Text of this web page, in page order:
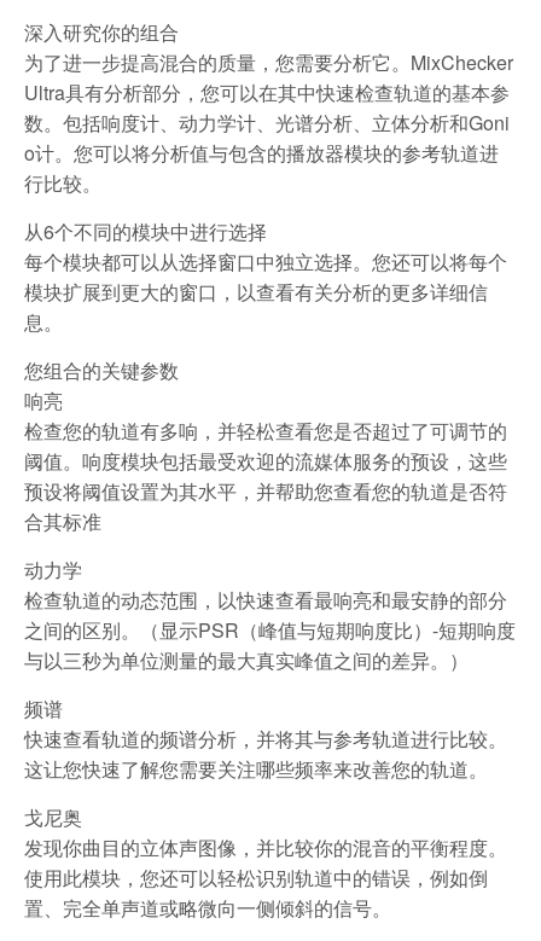
深入研究你的组合
为了进一步提高混合的质量，您需要分析它。MixChecker
Ultra具有分析部分，您可以在其中快速检查轨道的基本参
数。包括响度计、动力学计、光谱分析、立体分析和Goni
o计。您可以将分析值与包含的播放器模块的参考轨道进
行比较。
从6个不同的模块中进行选择
每个模块都可以从选择窗口中独立选择。您还可以将每个
模块扩展到更大的窗口，以查看有关分析的更多详细信
息。
您组合的关键参数
响亮
检查您的轨道有多响，并轻松查看您是否超过了可调节的
阈值。响度模块包括最受欢迎的流媒体服务的预设，这些
预设将阈值设置为其水平，并帮助您查看您的轨道是否符
合其标准
动力学
检查轨道的动态范围，以快速查看最响亮和最安静的部分
之间的区别。（显示PSR（峰值与短期响度比）-短期响度
与以三秒为单位测量的最大真实峰值之间的差异。）
频谱
快速查看轨道的频谱分析，并将其与参考轨道进行比较。
这让您快速了解您需要关注哪些频率来改善您的轨道。
戈尼奥
发现你曲目的立体声图像，并比较你的混音的平衡程度。
使用此模块，您还可以轻松识别轨道中的错误，例如倒
置、完全单声道或略微向一侧倾斜的信号。